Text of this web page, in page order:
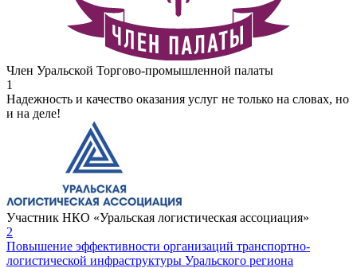
Член Уральской Торгово-промышленной палаты
1
Надежность и качество оказания услуг не только на словах, но
и на деле!
Участник НКО «Уральская логистическая ассоциация»
2
Повышение эффективности организаций транспортно-
логистической инфраструктуры Уральского региона